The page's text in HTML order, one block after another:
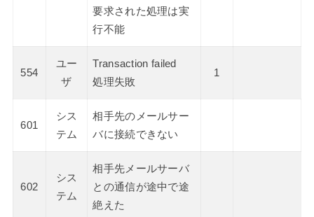
要求された処理は実
行不能
554
ユー
ザ
Transaction failed
処理失敗
1
601
シス
テム
相手先のメールサー
バに接続できない
602
シス
テム
相手先メールサーバ
との通信が途中で途
絶えた